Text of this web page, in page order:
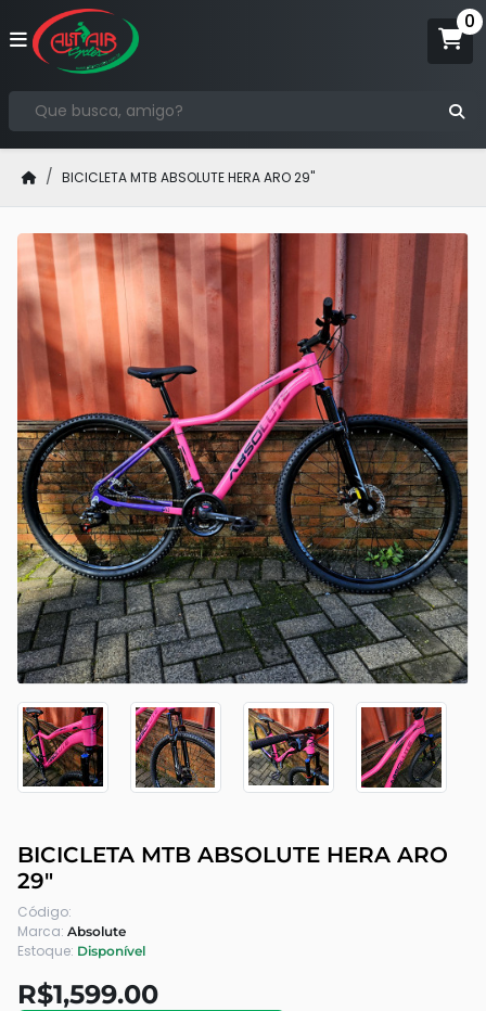
BICICLETA MTB ABSOLUTE HERA ARO 29"
BICICLETA MTB ABSOLUTE HERA ARO
29"
Código:
Marca: Absolute
Estoque: Disponível
R$1,599.00